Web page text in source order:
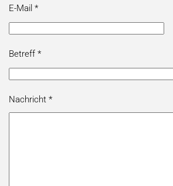
E-Mail *
Betreff *
Nachricht *